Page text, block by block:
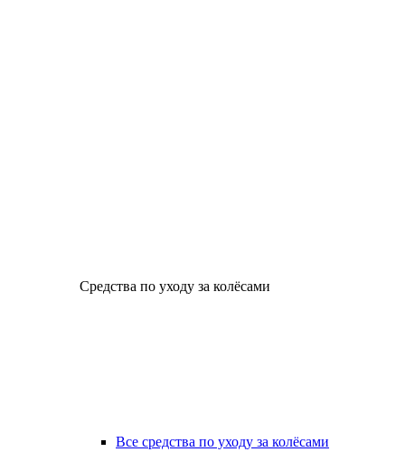
Средства по уходу за колёсами
Все средства по уходу за колёсами